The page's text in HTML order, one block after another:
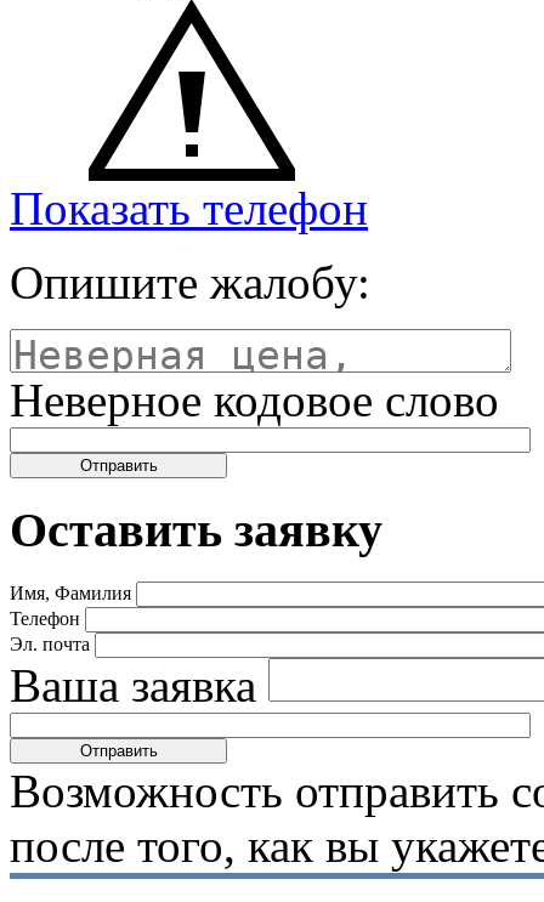
Показать телефон
Опишите жалобу:
Неверное кодовое слово
Оставить заявку
Имя, Фамилия
Телефон
Эл. почта
Ваша заявка
Возможность отправить
после того, как вы